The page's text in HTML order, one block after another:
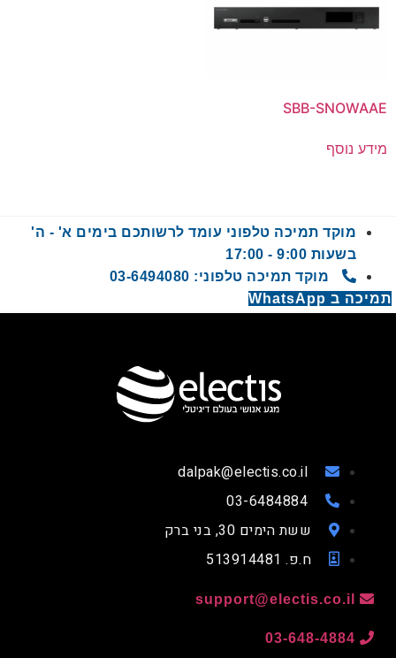
SBB-SNOWAAE
מידע נוסף
מוקד תמיכה טלפוני עומד לרשותכם בימים א' - ה'
בשעות 9:00 - 17:00
מוקד תמיכה טלפוני: 03-6494080
תמיכה ב WhatsApp
dalpak@electis.co.il
03-6484884
ששת הימים 30, בני ברק
ח.פ. 513914481
support@electis.co.il
03-648-4884